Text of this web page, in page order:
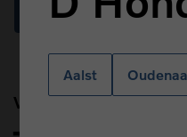
Aalst
Read more
Van Kasteren